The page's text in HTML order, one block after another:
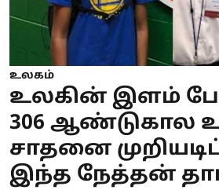
உலகம்
உலகின் இளம்
306 ஆண்டுகால
சாதனை
இந்த நேத்தன்